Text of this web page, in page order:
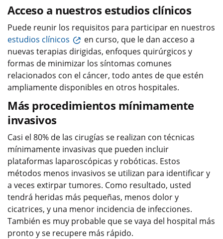
Acceso a nuestros estudios clínicos
Puede reunir los requisitos para participar en nuestros
estudios clínicos
en curso, que le dan acceso a
nuevas terapias dirigidas, enfoques quirúrgicos y
formas de minimizar los síntomas comunes
relacionados con el cáncer, todo antes de que estén
ampliamente disponibles en otros hospitales.
Más procedimientos mínimamente
invasivos
Casi el 80% de las cirugías se realizan con técnicas
mínimamente invasivas que pueden incluir
plataformas laparoscópicas y robóticas. Estos
métodos menos invasivos se utilizan para identificar y
a veces extirpar tumores. Como resultado, usted
tendrá heridas más pequeñas, menos dolor y
cicatrices, y una menor incidencia de infecciones.
También es muy probable que se vaya del hospital más
pronto y se recupere más rápido.